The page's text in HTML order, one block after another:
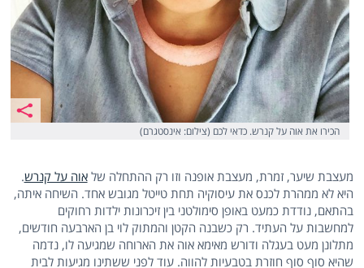
הכירו את אוה על קנרש. כדאי לכם (צילום: אינסטגרם)
מעצבת שיער, זמרת, מעצבת אופנה וזו רק ההתחלה שלאוה על קנרש.
היא לא ממהרת לכנס את עיסוקיה תחת טייטל מגובש אחד. השיחה איתה,
בהתאם, נודדת כמעט באופן סימולטני בין זיכרונות ילדות רחוקים
למחשבות על העתיד. רק כשבנה הקטן והמתוק לוי בן הארבעה חודשים,
מתלונן מעט בעגלה ודורש מאימא אוה את הארוחה שמגיעה לו, נדמה
שהיא סוף סוף חוזרת בטבעיות להווה. עוד לפני ששתינו מגיעות לבית